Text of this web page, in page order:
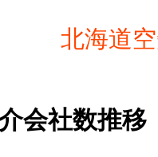
北海道
会社数推移